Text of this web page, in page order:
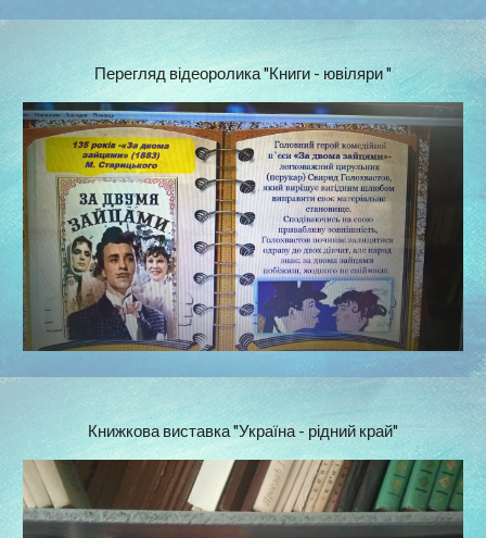
Перегляд відеоролика "Книги - ювіляри "
Книжкова виставка "Україна - рідний край"